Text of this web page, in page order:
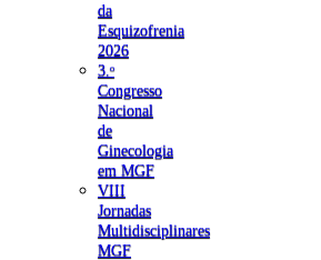
da
Esquizofrenia
2026
3.ᵒ
Congresso
Nacional
de
Ginecologia
em MGF
VIII
Jornadas
Multidisciplinares
MGF